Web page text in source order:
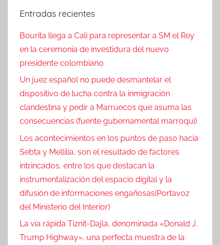
c
i
Entradas recientes
Bourita llega a Cali para representar a SM el Rey
en la ceremonia de investidura del nuevo
presidente colombiano
Un juez español no puede desmantelar el
dispositivo de lucha contra la inmigración
clandestina y pedir a Marruecos que asuma las
consecuencias (fuente gubernamental marroquí)
Los acontecimientos en los puntos de paso hacia
Sebta y Mellilia, son el resultado de factores
intrincados, entre los que destacan la
instrumentalización del espacio digital y la
difusión de informaciones engañosas(Portavoz
del Ministerio del Interior)
La vía rápida Tiznit-Dajla, denominada «Donald J.
Trump Highway», una perfecta muestra de la